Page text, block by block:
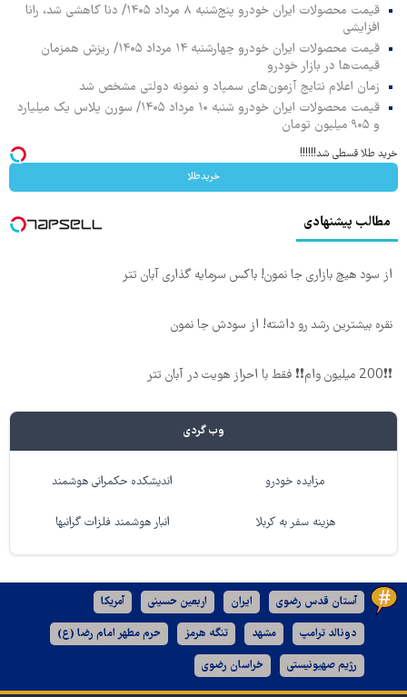
قیمت محصولات ایران خودرو پنج‌شنبه ۸ مرداد ۱۴۰۵/ دنا کاهشی شد، رانا
افزایشی
قیمت محصولات ایران خودرو چهارشنبه ۱۴ مرداد ۱۴۰۵/ ریزش همزمان
قیمت‌ها در بازار خودرو
زمان اعلام نتایج آزمون‌های سمپاد و نمونه دولتی مشخص شد
قیمت محصولات ایران خودرو شنبه ۱۰ مرداد ۱۴۰۵/ سورن پلاس یک میلیارد
و ۹۰۵ میلیون تومان
خرید طلا قسطی شد!!!!!!
خریدطلا
مطالب پیشنهادی
از سود هیچ بازاری جا نمون! باکس سرمایه گذاری آبان تتر
نقره بیشترین رشد رو داشته! از سودش جا نمون
❗❗200 میلیون وام❗❗ فقط با احراز هویت در آبان تتر
وب گردی
مزایده خودرو اندیشکده حکمرانی هوشمند
هزینه سفر به کربلا انبار هوشمند فلزات گرانبها
آستان قدس رضوی ایران اربعین حسینی آمریکا
دونالد ترامپ مشهد تنگه هرمز حرم مطهر امام رضا (ع)
رژیم صهیونیستی خراسان رضوی